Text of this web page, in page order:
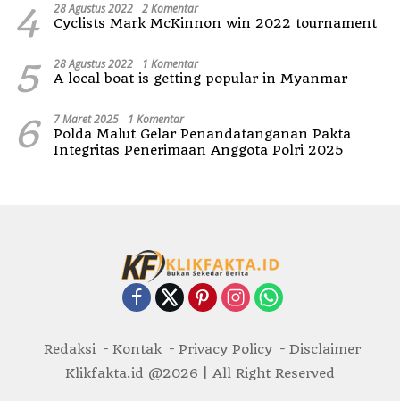
4 28 Agustus 2022 2 Komentar
Cyclists Mark McKinnon win 2022 tournament
5 28 Agustus 2022 1 Komentar
A local boat is getting popular in Myanmar
6 7 Maret 2025 1 Komentar
Polda Malut Gelar Penandatanganan Pakta
Integritas Penerimaan Anggota Polri 2025
Redaksi Kontak Privacy Policy
Disclaimer
Klikfakta.id @2026 | All Right Reserved